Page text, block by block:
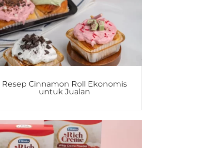
Resep Cinnamon Roll Ekonomis
untuk Jualan